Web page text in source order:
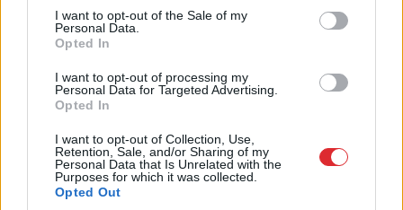
consent section.
I want to opt-out of the Sale of my
Personal Data.
Opted In
I want to opt-out of processing my
Personal Data for Targeted Advertising.
Opted In
I want to opt-out of Collection, Use,
Retention, Sale, and/or Sharing of my
Personal Data that Is Unrelated with the
Purposes for which it was collected.
Opted Out
Vai zem jūsu gultas ir
ūdens ādere? Rīkstnieks
iesaka vienkāršu pārbaudi